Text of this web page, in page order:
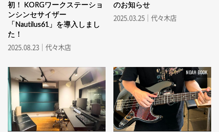
初！ KORGワークステーショ
ンシンセサイザー
「Nautilus61」を導入しまし
た！
2025.08.23｜代々木店
のお知らせ
2025.03.25｜代々木店
NOAH BOOK